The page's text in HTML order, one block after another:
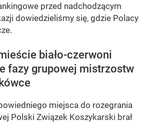
przed nadchodzącym
dowiedzieliśmy się, gdzie Polacy
biało-czerwoni
fazy grupowej mistrzostw
miejsca do rozegrania
Polski Związek Koszykarski brał